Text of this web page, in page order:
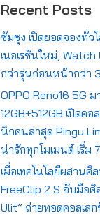
Recent Posts
ซัมซุง เปิดยอดจองทั่ว
เนอเรชันใหม่,
กว่ารุ่นก่อนหน้ากว่า
OPPO Reno16 5G
12GB+512GB เปิดค
นิกคนล่าสุด Pingu
น่ารักทุกโมเมนต์ เริ่ม
เมื่อเทคโนโลยีผสานศิ
FreeClip 2 S จับมือ
Ulit” ถ่ายทอดคอลเล